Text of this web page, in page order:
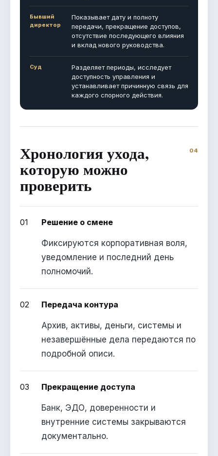
Бывший
директор
Показывает дату и полноту
передачи, прекращение доступов,
отсутствие последующего влияния
и вклад нового руководства.
Суд
Разделяет периоды, исследует
доступность управления и
устанавливает причинную связь для
каждого спорного действия.
Хронология ухода,
которую можно
проверить
01 Решение о смене
Фиксируются корпоративная воля,
уведомление и последний день
полномочий.
02 Передача контура
Архив, активы, деньги, системы и
незавершённые дела передаются по
подробной описи.
03 Прекращение доступа
Банк, ЭДО, доверенности и
внутренние системы закрываются
документально.